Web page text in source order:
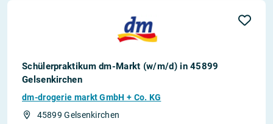
Schülerpraktikum dm-Markt (w/m/d) in 45899
Gelsenkirchen
dm-drogerie markt GmbH + Co. KG
45899 Gelsenkirchen